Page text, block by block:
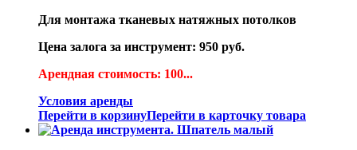
Для монтажа тканевых натяжных потолков
Цена залога за инструмент: 950 руб.
Арендная стоимость: 100...
Условия аренды
Перейти в корзинуПерейти в карточку товара